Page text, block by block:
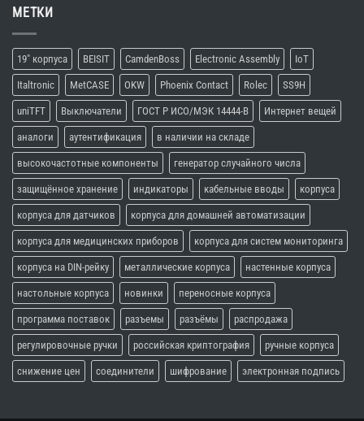
МЕТКИ
19" корпуса BEISIT CamdenBoss Electronic Assembly IoT
Italtronic MetCASE OKW Phoenix Contact Rolec SS9H
uniTFT Выключатели ГОСТ Р ИСО/МЭК 14444-В Интернет вещей
аналоги аутентификация в наличии на складе
высокочастотные компоненты генератор случайного числа
защищённое хранение индикаторы кабельные вводы корпуса
корпуса для датчиков корпуса для домашней автоматизации
корпуса для медицинских приборов корпуса для систем мониторинга
корпуса на DIN-рейку металлические корпуса настенные корпуса
настольные корпуса новинки переносные корпуса
программа поставок разъемы разъёмы распродажа
регулировочные ручки российская криптография ручные корпуса
снижение цен соединители шифрование электронная подпись